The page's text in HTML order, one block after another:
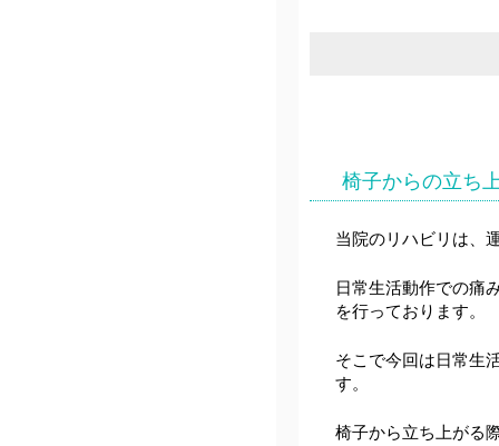
椅子からの立ち
当院のリハビリは、
日常生活動作での痛
を行っております。
そこで今回は日常生
す。
椅子から立ち上がる